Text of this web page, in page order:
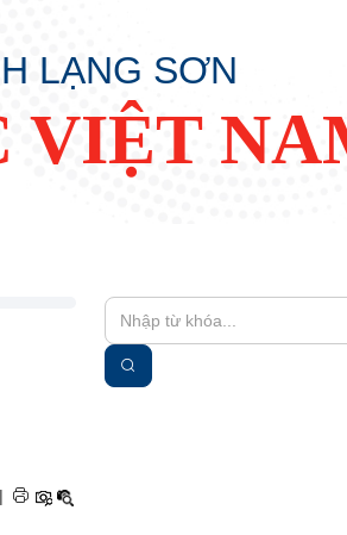
LẠNG SƠN
VIỆT
|